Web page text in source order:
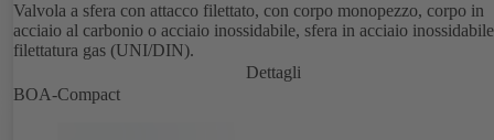
Valvola a sfera con attacco filettato, con corpo monopezzo, corpo in
acciaio al carbonio o acciaio inossidabile, sfera in acciaio
filettatura gas (UNI/DIN).
Dettagli
BOA-Compact